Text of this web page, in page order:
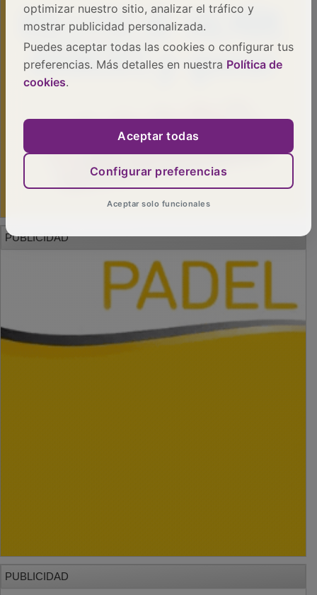
optimizar nuestro sitio, analizar el tráfico y
mostrar publicidad personalizada.
Puedes aceptar todas las cookies o configurar tus
preferencias. Más detalles en nuestra Política de
cookies.
Aceptar todas
Configurar preferencias
Aceptar solo funcionales